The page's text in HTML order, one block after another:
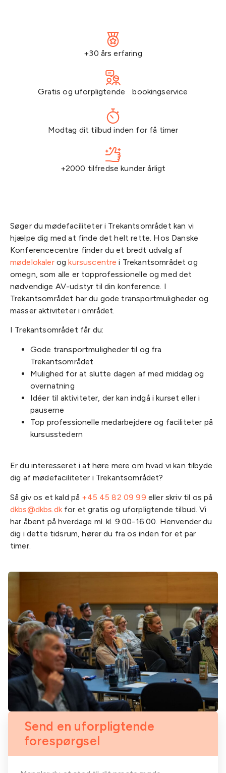
+30 års erfaring
Gratis og uforpligtende bookingservice
Modtag dit tilbud inden for få timer
+2000 tilfredse kunder årligt
Søger du mødefaciliteter i Trekantsområdet kan vi
hjælpe dig med at finde det helt rette. Hos Danske
Konferencecentre finder du et bredt udvalg af
mødelokalerogkursuscentre i Trekantsområdet og
omegn, som alle er topprofessionelle og med det
nødvendige AV-udstyr til din konference. I
Trekantsområdet har du gode transportmuligheder og
masser aktiviteter i området.
I Trekantsområdet får du:
Gode transportmuligheder til og fra
Trekantsområdet
Mulighed for at slutte dagen af med middag og
overnatning
Idéer til aktiviteter, der kan indgå i kurset eller i
pauserne
Top professionelle medarbejdere og faciliteter på
kursusstedern
Er du interesseret i at høre mere om hvad vi kan tilbyde
dig af mødefaciliteter i Trekantsområdet?
Så giv os et kald på +45 45 82 09 99 eller skriv til os på
dkbs@dkbs.dkfor et gratis og uforpligtende tilbud. Vi
har åbent på hverdage ml. kl. 9.00-16.00. Henvender du
dig i dette tidsrum, hører du fra os inden for et par
timer.
Send en uforpligtende
forespørgsel